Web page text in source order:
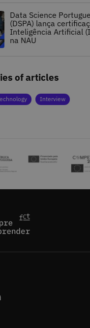
Data Science
(DSPA) lança
Inteligência Artificial
na NAU
of articles
Interview